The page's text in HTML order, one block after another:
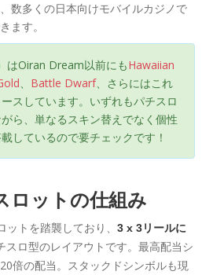
数多くの日本向けモバイルカジノで
ます。
はOiran Dream以前にもHawaiian
、 Battle Dwarf、さらにはこれ
スしています。いずれもパチスロ
ら、単なるスキン替えでなく個性
しているので要チェックです！
ロットの仕組み
トを踏襲しており、 3 x 3リールに
スロ型のレイアウトです。最高配当シ
倍の配当。スタックドシンボルも現